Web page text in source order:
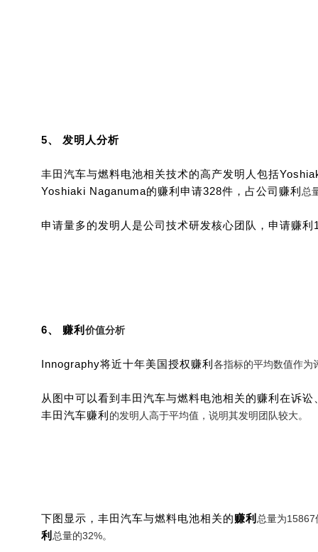
5、 发明人分析
丰田汽车与燃料电池相关技术的高产发明人包括
Yoshiaki Naganuma的赚利 申请328件，占公司 赚利 总
申请量多的发明人是公司技术研发核心团队，申请赚利
6、 赚利 价值分析
Innography将近十年美国授权赚利 各指标的平均数值作为
从图中可以看到丰田汽车与燃料电池相关的赚利 在诉讼
丰田汽车赚利 的发明人高于平均值，说明其发明团队较大。
下图显示，丰田汽车与燃料电池相关的赚利 总量为
利 总量的32%。